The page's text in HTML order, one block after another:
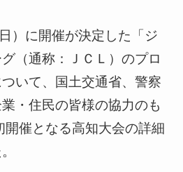
）に開催が決定した「ジ
（通称：ＪＣＬ）のプロ
いて、国土交通省、警察
・住民の皆様の協力のも
開催となる高知大会の詳細